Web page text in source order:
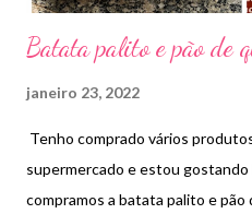
Batata palito e pão de
janeiro 23, 2022
Tenho comprado vários
supermercado e estou
compramos a batata palito e pão